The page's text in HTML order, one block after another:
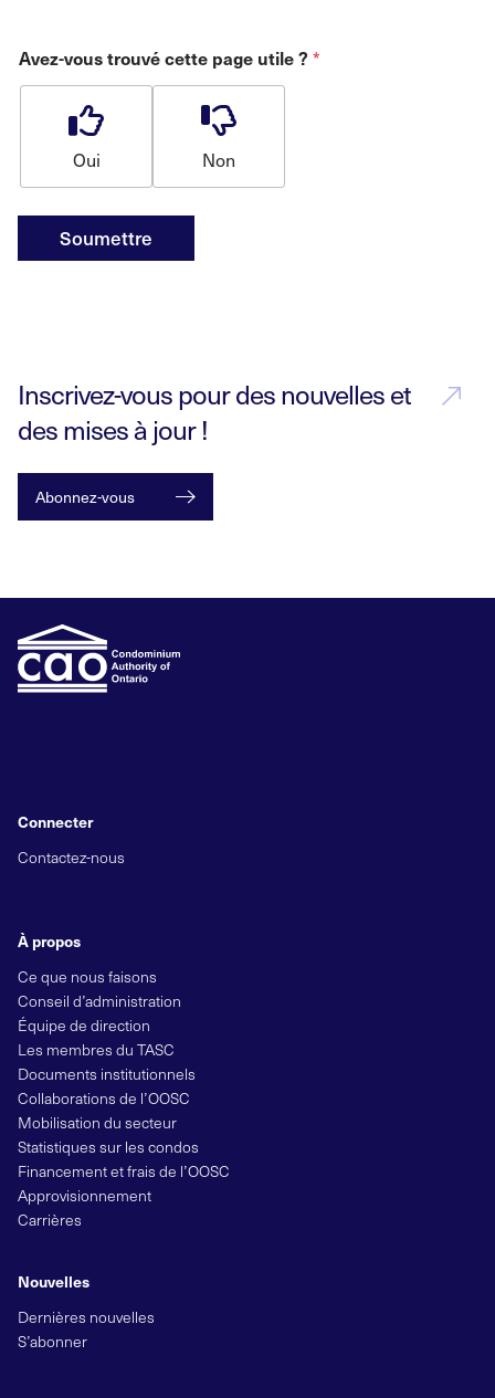
Avez-vous trouvé cette page utile ? *
Oui Non
Soumettre
Inscrivez-vous pour des nouvelles et
des mises à jour !
Abonnez-vous
À propos
Ce que nous faisons
Conseil d’administration
Équipe de direction
Les membres du TASC
Documents institutionnels
Collaborations de l’OOSC
Mobilisation du secteur
Statistiques sur les condos
Financement et frais de l’OOSC
Approvisionnement
Carrières
Nouvelles
Dernières nouvelles
S’abonner
Connecter
Contactez-nous